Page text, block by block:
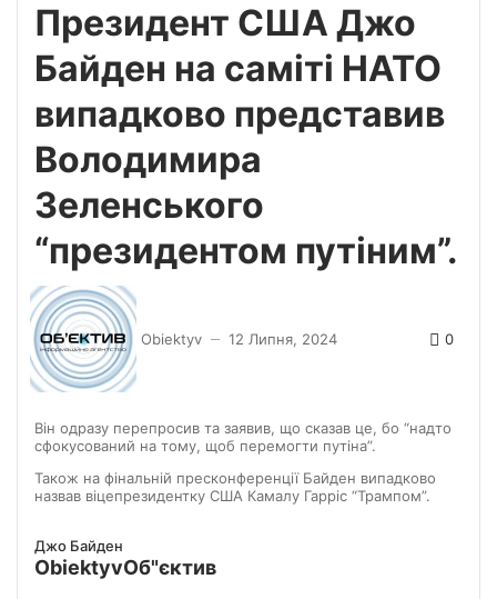
Президент США Джо
Байден на саміті НАТО
випадково представив
Володимира
Зеленського
“президентом путіним”.
Obiektyv — 12 Липня, 2024 0
Він одразу перепросив та заявив, що сказав це, бо “надто
сфокусований на тому, щоб перемогти путіна”.
Також на фінальній пресконференції Байден випадково
назвав віцепрезидентку США Камалу Гарріс “Трампом”.
Джо Байден
ObiektyvОб"єктив